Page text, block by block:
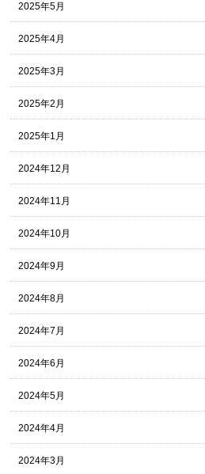
2025年5月
2025年4月
2025年3月
2025年2月
2025年1月
2024年12月
2024年11月
2024年10月
2024年9月
2024年8月
2024年7月
2024年6月
2024年5月
2024年4月
2024年3月